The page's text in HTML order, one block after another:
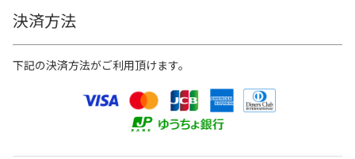
決済方法
下記の決済方法がご利用頂けます。